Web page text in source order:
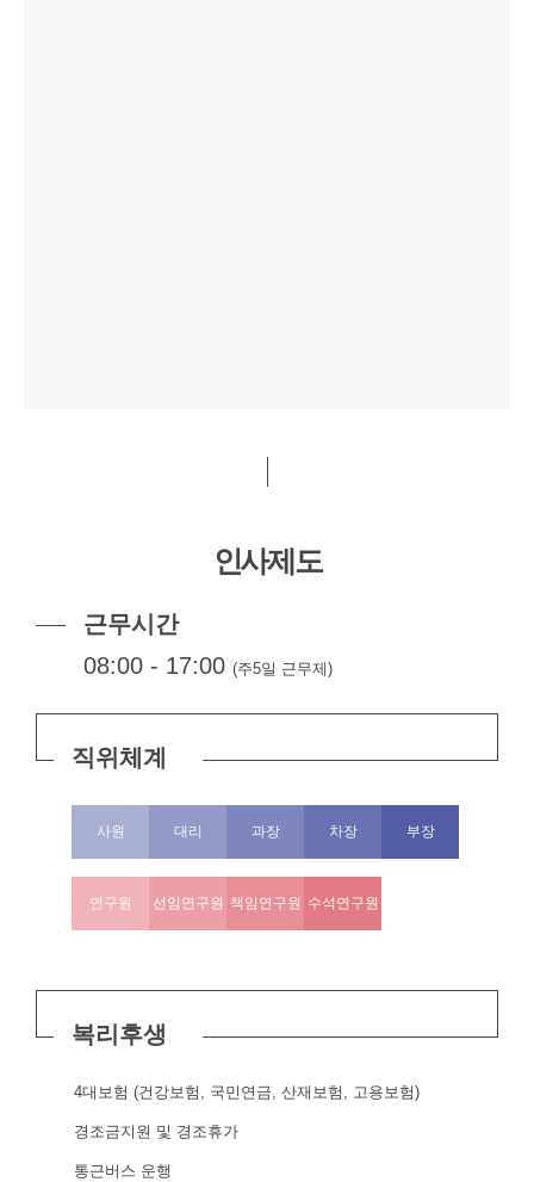
인사제도
근무시간
08:00 - 17:00(주5일 근무제)
직위체계
사원 대리 과장 차장 부장
연구원 선임연구원 책임연구원 수석연구원
복리후생
4대보험 (건강보험, 국민연금, 산재보험, 고용보험)
경조금지원 및 경조휴가
통근버스 운행